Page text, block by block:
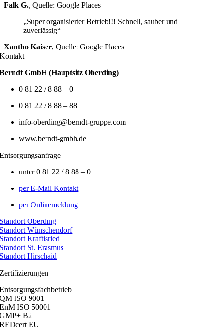
Falk G., Quelle: Google Places
„Super organisierter Betrieb!!! Schnell, sauber und
zuverlässig“
Xantho Kaiser, Quelle: Google Places
Kontakt
Berndt GmbH (Hauptsitz Oberding)
0 81 22 / 8 88 – 0
0 81 22 / 8 88 – 88
info-oberding@berndt-gruppe.com
www.berndt-gmbh.de
Entsorgungsanfrage
unter 0 81 22 / 8 88 – 0
per E-Mail Kontakt
per Onlinemeldung
Standort Oberding
Standort Wünschendorf
Standort Kraftisried
Standort St. Erasmus
Standort Hirschaid
Zertifizierungen
Entsorgungsfachbetrieb
QM ISO 9001
EnM ISO 50001
GMP+ B2
REDcert EU